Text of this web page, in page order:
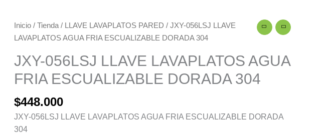
Inicio / Tienda / LLAVE LAVAPLATOS PARED / JXY-056LSJ LLAVE
LAVAPLATOS AGUA FRIA ESCUALIZABLE DORADA 304
JXY-056LSJ LLAVE LAVAPLATOS AGUA
FRIA ESCUALIZABLE DORADA 304
$448.000
JXY-056LSJ LLAVE LAVAPLATOS AGUA FRIA ESCUALIZABLE DORADA
304
JXY-
056LSJ
LAVAPLATOS
AGUA
ESCUALIZABLE
DORADA
304